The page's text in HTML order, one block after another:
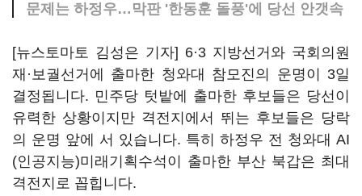
문제는 하정우…막판 '한동훈 돌풍'에 당선 안갯속
[뉴스토마토 김성은 기자] 6·3 지방선거와 국회의원
재·보궐선거에 출마한 청와대 참모진의 운명이 3일
결정됩니다. 민주당 텃밭에 출마한 후보들은 당선이
유력한 상황이지만 격전지에서 뛰는 후보들은 당락
의 운명 앞에 서 있습니다. 특히 하정우 전 청와대 AI
(인공지능)미래기획수석이 출마한 부산 북갑은 최대
격전지로 꼽힙니다.